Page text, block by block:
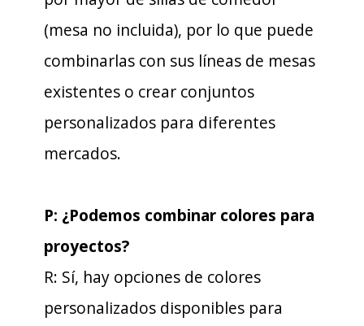
(mesa no incluida), por lo que puede
combinarlas con sus líneas de mesas
existentes o crear conjuntos
personalizados para diferentes
mercados.
P: ¿Podemos combinar colores para
proyectos?
R: Sí, hay opciones de colores
personalizados disponibles para